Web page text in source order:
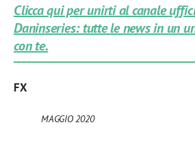
Clicca qui per unirti al canale
Daninseries: tutte le news in un
con te.
FX
MAGGIO2020